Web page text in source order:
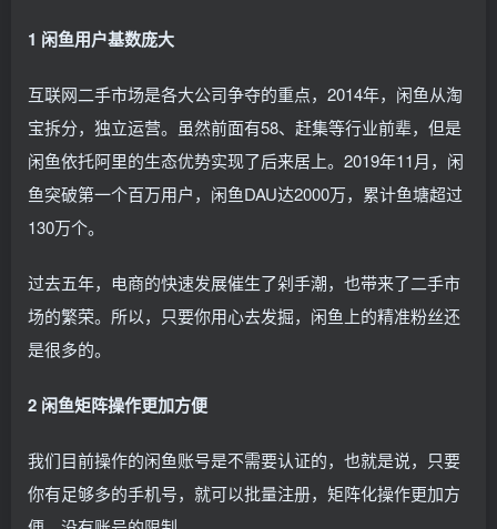
1 闲鱼用户基数庞大
互联网二手市场是各大公司争夺的重点，2014年，闲鱼从淘
宝拆分，独立运营。虽然前面有58、赶集等行业前辈，但是
闲鱼依托阿里的生态优势实现了后来居上。2019年11月，闲
鱼突破第一个百万用户，闲鱼DAU达2000万，累计鱼塘超过
130万个。
过去五年，电商的快速发展催生了剁手潮，也带来了二手市
场的繁荣。所以，只要你用心去发掘，闲鱼上的精准粉丝还
是很多的。
2 闲鱼矩阵操作更加方便
我们目前操作的闲鱼账号是不需要认证的，也就是说，只要
你有足够多的手机号，就可以批量注册，矩阵化操作更加方